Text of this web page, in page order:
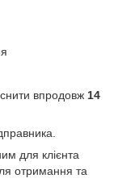
впродовж 14
для клієнта
отримання та